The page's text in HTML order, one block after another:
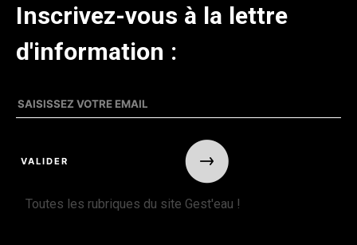
Inscrivez-vous à la lettre
d'information :
Toutes les rubriques du site Gest'eau !